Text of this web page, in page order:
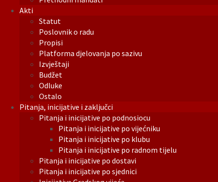
Akti
Statut
Poslovnik o radu
Propisi
Platforma djelovanja po sazivu
Izvještaji
Budžet
Odluke
Ostalo
Pitanja, inicijative i zaključci
Pitanja i inicijative po podnosiocu
Pitanja i inicijative po vijećniku
Pitanja i inicijative po klubu
Pitanja i inicijative po radnom tijelu
Pitanja i inicijative po dostavi
Pitanja i inicijative po sjednici